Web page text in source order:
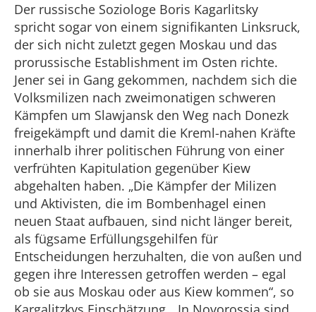
Der russische Soziologe Boris Kagarlitsky
spricht sogar von einem signifikanten Linksruck,
der sich nicht zuletzt gegen Moskau und das
prorussische Establishment im Osten richte.
Jener sei in Gang gekommen, nachdem sich die
Volksmilizen nach zweimonatigen schweren
Kämpfen um Slawjansk den Weg nach Donezk
freigekämpft und damit die Kreml-nahen Kräfte
innerhalb ihrer politischen Führung von einer
verfrühten Kapitulation gegenüber Kiew
abgehalten haben. „Die Kämpfer der Milizen
und Aktivisten, die im Bombenhagel einen
neuen Staat aufbauen, sind nicht länger bereit,
als fügsame Erfüllungsgehilfen für
Entscheidungen herzuhalten, die von außen und
gegen ihre Interessen getroffen werden – egal
ob sie aus Moskau oder aus Kiew kommen“, so